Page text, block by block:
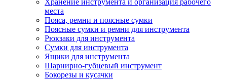
Хранение инструмента и организация рабочего
места
Пояса, ремни и поясные сумки
Поясные сумки и ремни для инструмента
Рюкзаки для инструмента
Сумки для инструмента
Ящики для инструмента
Шарнирно-губцевый инструмент
Бокорезы и кусачки